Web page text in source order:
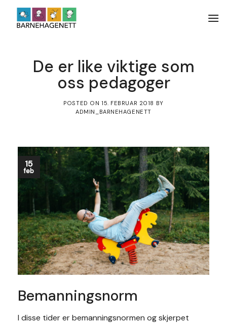
content
De er like viktige som
oss pedagoger
POSTED ON 15. FEBRUAR 2018 BY
ADMIN_BARNEHAGENETT
15
feb
Bemanningsnorm
I disse tider er bemanningsnormen og skjerpet